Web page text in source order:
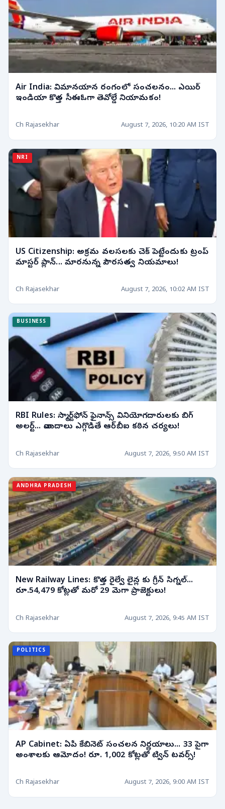
Air India: విమానయాన రంగంలో సంచలనం... ఎయిర్
ఇండియా కొత్త సీఈఓగా తెవోల్డే నియామకం!
Ch Rajasekhar August 7, 2026, 10:20 AM IST
NRI
US Citizenship: అక్రమ వలసలకు చెక్ పెట్టేందుకు ట్రంప్
మాస్టర్ ప్లాన్... మారనున్న పౌరసత్వ నియమాలు!
Ch Rajasekhar August 7, 2026, 10:02 AM IST
BUSINESS
RBI Rules: స్మార్ట్‌ఫోన్ ఫైనాన్స్ వినియోగదారులకు బిగ్
అలర్ట్... వాయిదాలు ఎగ్గొడితే ఆర్‌బీఐ కఠిన చర్యలు!
Ch Rajasekhar August 7, 2026, 9:50 AM IST
ANDHRA PRADESH
New Railway Lines: కొత్త రైల్వే లైన్ల కు గ్రీన్ సిగ్నల్...
రూ.54,479 కోట్లతో మరో 29 మెగా ప్రాజెక్టులు!
Ch Rajasekhar August 7, 2026, 9:45 AM IST
POLITICS
AP Cabinet: ఏపీ కేబినెట్ సంచలన నిర్ణయాలు... 33 పైగా
అంశాలకు ఆమోదం! రూ. 1,002 కోట్లతో ట్విన్ టవర్స్!
Ch Rajasekhar August 7, 2026, 9:00 AM IST